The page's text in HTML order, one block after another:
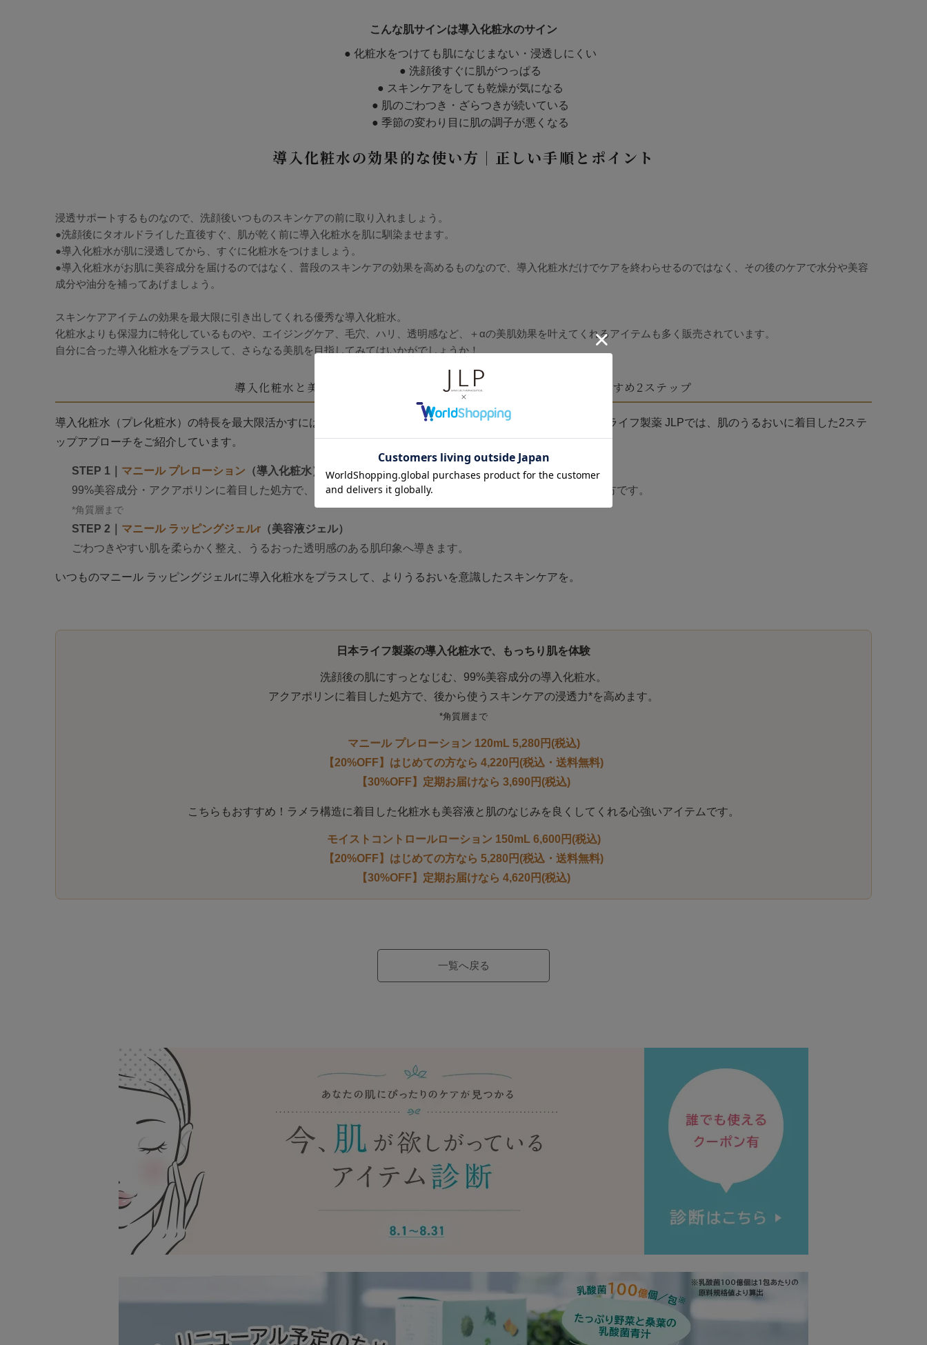
こんな肌サインは導入化粧水のサイン
● 化粧水をつけても肌になじまない・浸透しにくい
● 洗顔後すぐに肌がつっぱる
● スキンケアをしても乾燥が気になる
● 肌のごわつき・ざらつきが続いている
● 季節の変わり目に肌の調子が悪くなる
導入化粧水の効果的な使い方｜正しい手順とポイント
浸透サポートするものなので、洗顔後いつものスキンケアの前に取り入れましょう。
●洗顔後にタオルドライした直後すぐ、肌が乾く前に導入化粧水を肌に馴染ませます。
●導入化粧水が肌に浸透してから、すぐに化粧水をつけましょう。
●導入化粧水がお肌に美容成分を届けるのではなく、普段のスキンケアの効果を高めるものなので、導入化粧水だけでケアを終わらせるのではなく、その後のケアで水分や美容
成分や油分を補ってあげましょう。
スキンケアアイテムの効果を最大限に引き出してくれる優秀な導入化粧水。
化粧水よりも保湿力に特化しているものや、エイジングケア、毛穴、ハリ、透明感など、＋αの美肌効果を叶えてくれるアイテムも多く販売されています。
自分に合った導入化粧水をプラスして、さらなる美肌を目指してみてはいかがでしょうか！
導入化粧水と美容液ジェルの併用ポイント｜日本ライフ製薬 JLPおすすめ2ステップ
導入化粧水（プレ化粧水）の特長を最大限活かすには、続けて使う保湿化粧水との組合せがおすすめです。日本ライフ製薬 JLPでは、肌のうるおいに着目した2ステ
ップアプローチをご紹介しています。
STEP 1｜ マニール プレローション （導入化粧水）
99%美容成分・アクアポリンに着目した処方で、洗顔後の肌を整え、続くスキンケアの浸透感*に着目した処方です。
*角質層まで
STEP 2｜ マニール ラッピングジェルr （美容液ジェル）
ごわつきやすい肌を柔らかく整え、うるおった透明感のある肌印象へ導きます。
いつものマニール ラッピングジェルrに導入化粧水をプラスして、よりうるおいを意識したスキンケアを。
日本ライフ製薬の導入化粧水で、もっちり肌を体験
洗顔後の肌にすっとなじむ、99%美容成分の導入化粧水。
アクアポリンに着目した処方で、後から使うスキンケアの浸透力*を高めます。
*角質層まで
マニール プレローション 120mL 5,280円(税込)
【20%OFF】はじめての方なら 4,220円(税込・送料無料)
【30%OFF】定期お届けなら 3,690円(税込)
こちらもおすすめ！ラメラ構造に着目した化粧水も美容液と肌のなじみを良くしてくれる心強いアイテムです。
モイストコントロールローション 150mL 6,600円(税込)
【20%OFF】はじめての方なら 5,280円(税込・送料無料)
【30%OFF】定期お届けなら 4,620円(税込)
一覧へ戻る